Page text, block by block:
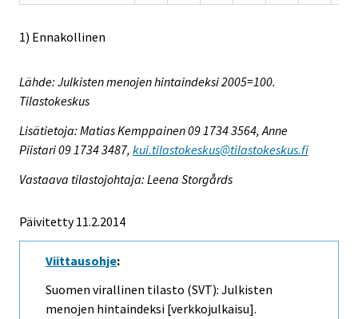
1) Ennakollinen
Lähde: Julkisten menojen hintaindeksi 2005=100.
Tilastokeskus
Lisätietoja: Matias Kemppainen 09 1734 3564, Anne
Piistari 09 1734 3487, kui.tilastokeskus@tilastokeskus.fi
Vastaava tilastojohtaja: Leena Storgårds
Päivitetty 11.2.2014
Viittausohje:
Suomen virallinen tilasto (SVT): Julkisten
menojen hintaindeksi [verkkojulkaisu].